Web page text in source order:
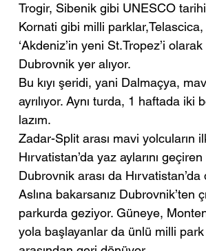
Trogir, Sibenik gibi UNESCO
Kornati gibi milli
‘Akdeniz’in yeni St.Tropez’i
Dubrovnik yer alıyor.
Bu kıyı şeridi, yani Dalmaçya,
ayrılıyor. Aynı turda, 1 haftada
lazım.
Zadar-Split arası mavi
Hırvatistan’da yaz aylarını
Dubrovnik arası da
Aslına bakarsanız
parkurda geziyor. Güneye,
yola başlayanlar da ünlü milli